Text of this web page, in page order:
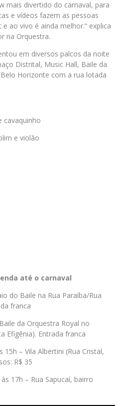
mais divertido do carnaval, para
e vídeos fazem as pessoas
ao vivo é ainda melhor.“ explica
na Orquestra.
em diversos palcos da noite
Distrital, Music Hall, Baile da
Horizonte com a rua lotada
cavaquinho
e violão
até o carnaval
do Baile na Rua Paraíba/Rua
franca
da Orquestra Royal no
Efigênia). Entrada franca
– Vila Albertini (Rua Cristal,
R$ 35
17h – Rua Sapucaí, bairro